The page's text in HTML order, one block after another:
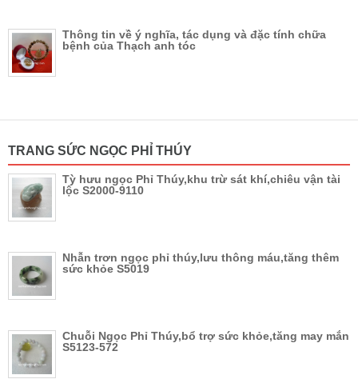
Thông tin về ý nghĩa, tác dụng và đặc tính chữa
bệnh của Thạch anh tóc
TRANG SỨC NGỌC PHỈ THÚY
Tỳ hưu ngọc Phỉ Thúy,khu trừ sát khí,chiêu vận tài
lộc S2000-9110
Nhẫn trơn ngọc phỉ thúy,lưu thông máu,tăng thêm
sức khỏe S5019
Chuỗi Ngọc Phỉ Thúy,bổ trợ sức khỏe,tăng may mắn
S5123-572